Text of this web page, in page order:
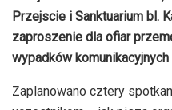
Przejscie i Sanktuarium bl.
zaproszenie dla ofiar
wypadków
Zaplanowano cztery